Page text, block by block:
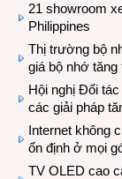
21 showroom
Philippines
Thị trường bộ
giá bộ nhớ tăng
Hội nghị Đối
các giải pháp
Internet không
ổn định ở mọi
TV OLED cao